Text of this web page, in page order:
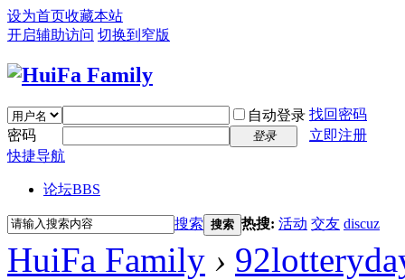
设为首页收藏本站
开启辅助访问 切换到窄版
自动登录 找回密码
密码
登录
立即注册
快捷导航
论坛BBS
搜索 搜索 热搜: 活动 交友 discuz
HuiFa Family ›